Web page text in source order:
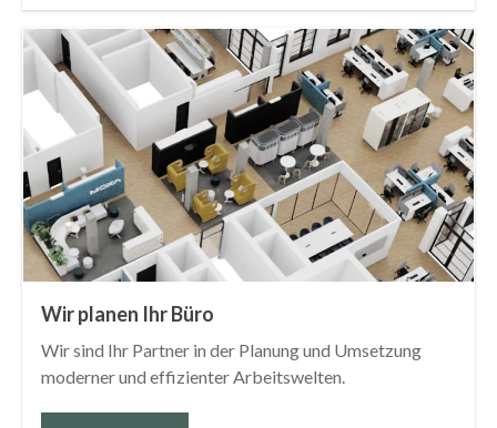
Mehr erfahren Mehr erfahren
Bestpreis Garantie
Mehr erfahren
Zertifizierter Fachhändler
Mehr erfahren